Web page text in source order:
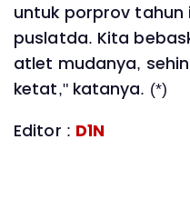
untuk porprov
puslatda. Kita
atlet mudanya,
ketat," katanya. (*)
Editor : D1N